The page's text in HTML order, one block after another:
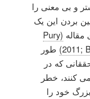
و بی معنی را
بردن این یک
مقاله (Pury
2011; طور
که در
کنند، خطر
خود را